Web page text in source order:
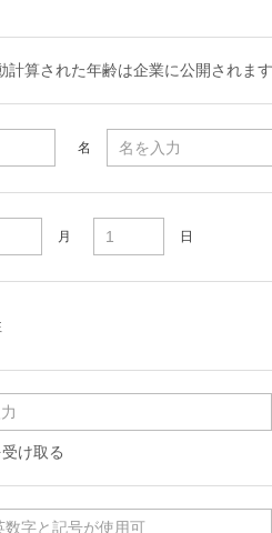
算された年齢は企業に公開されま
名
月 日
け取る